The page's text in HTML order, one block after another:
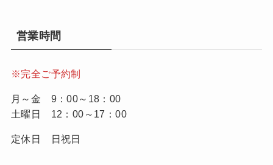
営業時間
※完全ご予約制
月～金 9：00～18：00
土曜日 12：00～17：00
定休日 日祝日